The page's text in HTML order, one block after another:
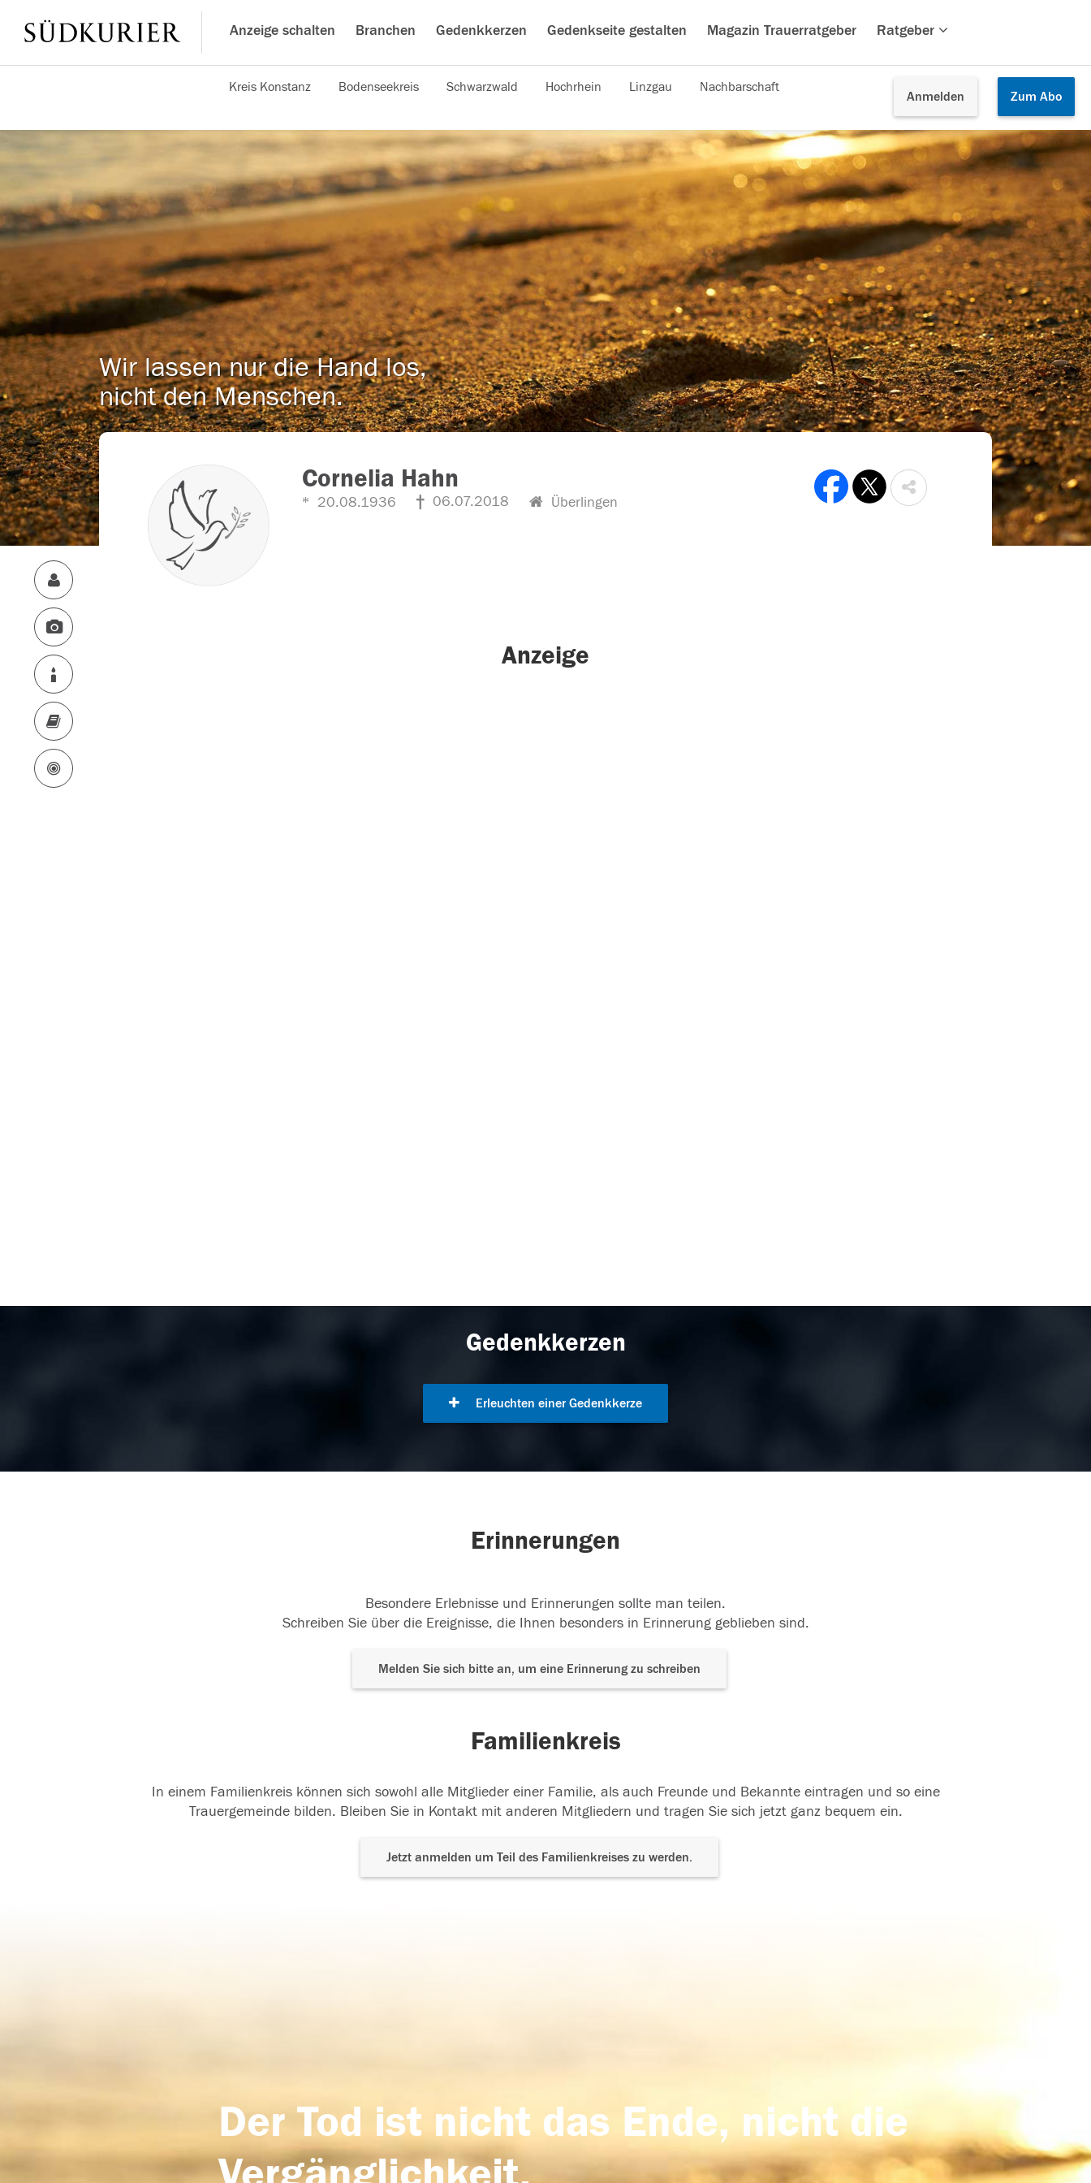
Anzeige schalten Branchen Gedenkkerzen Gedenkseite gestalten Magazin Trauerratgeber Ratgeber
Anmelden Zum Abo
Kreis Konstanz Bodenseekreis Schwarzwald Hochrhein Linzgau Nachbarschaft
Wir lassen nur die Hand los,
nicht den Menschen.
Cornelia Hahn
20.08.1936 06.07.2018 Überlingen
Anzeige
Gedenkkerzen
Erleuchten einer Gedenkkerze
Erinnerungen
Besondere Erlebnisse und Erinnerungen sollte man teilen.
Schreiben Sie über die Ereignisse, die Ihnen besonders in Erinnerung geblieben sind.
Melden Sie sich bitte an, um eine Erinnerung zu schreiben
Familienkreis
In einem Familienkreis können sich sowohl alle Mitglieder einer Familie, als auch Freunde und Bekannte eintragen und so eine
Trauergemeinde bilden. Bleiben Sie in Kontakt mit anderen Mitgliedern und tragen Sie sich jetzt ganz bequem ein.
Jetzt anmelden um Teil des Familienkreises zu werden.
Der Tod ist nicht das Ende, nicht die